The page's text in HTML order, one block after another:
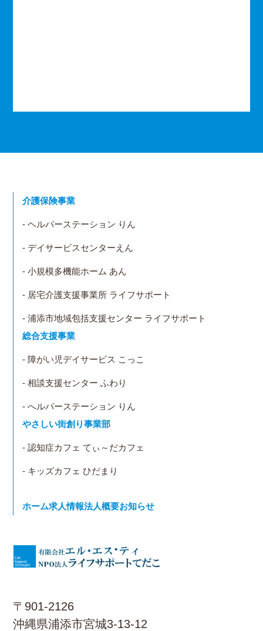
〒901-2126
沖縄県浦添市宮城3-13-12
介護保険事業
- ヘルパーステーション りん
- デイサービスセンターえん
- 小規模多機能ホーム あん
- 居宅介護支援事業所 ライフサポート
- 浦添市地域包括支援センター ライフサポート
総合支援事業
- 障がい児デイサービス こっこ
- 相談支援センター ふわり
- へルパーステーション りん
やさしい街創り事業部
- 認知症カフェ てぃ～だカフェ
- キッズカフェ ひだまり
ホーム求人情報法人概要お知らせ